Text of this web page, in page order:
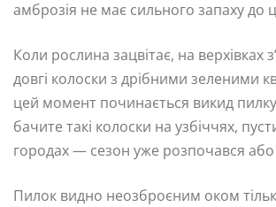
амброзія не має сильного запаху до
Коли рослина зацвітає, на верхівках
довгі колоски з дрібними зеленими
цей момент починається викид
бачите такі колоски на узбіччях,
городах — сезон уже розпочався
Пилок видно неозброєним оком